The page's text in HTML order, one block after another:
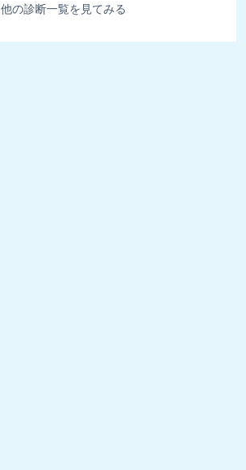
他の診断一覧を見てみる